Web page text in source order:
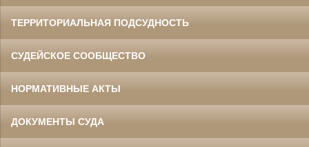
ТЕРРИТОРИАЛЬНАЯ ПОДСУДНОСТЬ
СУДЕЙСКОЕ СООБЩЕСТВО
НОРМАТИВНЫЕ АКТЫ
ДОКУМЕНТЫ СУДА